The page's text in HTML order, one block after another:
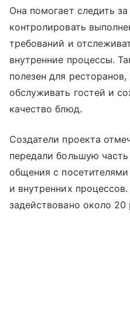
Она помогает следить
контролировать
требований и
внутренние процессы.
полезен для
обслуживать гостей и
качество блюд.
Создатели проекта
передали большую
общения с
и внутренних
задействовано около 20